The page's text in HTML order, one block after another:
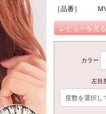
［品番］
レビューを見
カラー
左目